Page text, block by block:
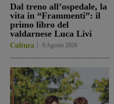
Dal treno all’ospedale, la
vita in “Frammenti”: il
primo libro del
valdarnese Luca Livi
Cultura 9 Agosto 2026